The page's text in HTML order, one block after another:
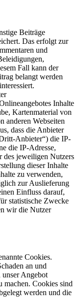
Beiträge
Das erfolgt zur
und
Fall kann der
belangt werden
Inhalte
Kartenmaterial von
anderen Webseiten
dass die Anbieter
Anbieter“) die IP-
die IP-Adresse,
des jeweiligen Nutzers
dieser Inhalte
zu verwenden,
zur Auslieferung
Einfluss darauf,
statistische Zwecke
wir die Nutzer
Cookies.
an und
Angebot
machen. Cookies sind
werden und die